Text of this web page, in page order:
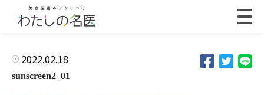
2022.02.18
sunscreen2_01